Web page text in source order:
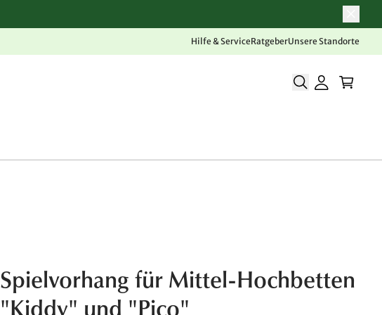
Hilfe & ServiceRatgeberUnsere Standorte
Spielvorhang für Mittel-Hochbetten